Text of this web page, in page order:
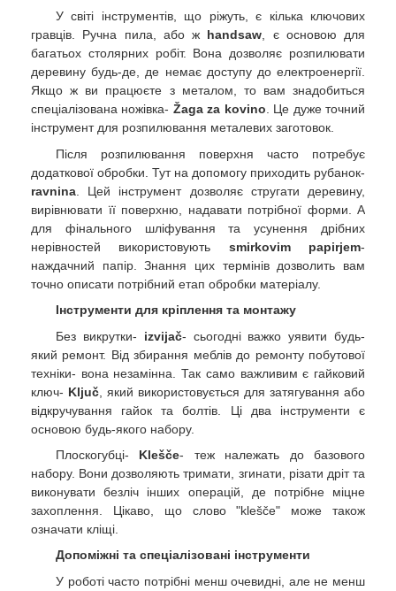
У світі інструментів, що ріжуть, є кілька ключових
гравців. Ручна пила, або ж handsaw, є основою для
багатьох столярних робіт. Вона дозволяє розпилювати
деревину будь-де, де немає доступу до електроенергії.
Якщо ж ви працюєте з металом, то вам знадобиться
спеціалізована ножівка- Žaga za kovino. Це дуже точний
інструмент для розпилювання металевих заготовок.
Після розпилювання поверхня часто потребує
додаткової обробки. Тут на допомогу приходить рубанок-
ravnina . Цей інструмент дозволяє стругати деревину,
вирівнювати її поверхню, надавати потрібної форми. А
для фінального шліфування та усунення дрібних
нерівностей використовують smirkovim papirjem-
наждачний папір. Знання цих термінів дозволить вам
точно описати потрібний етап обробки матеріалу.
Інструменти для кріплення та монтажу
Без викрутки- izvijač- сьогодні важко уявити будь-
який ремонт. Від збирання меблів до ремонту побутової
техніки- вона незамінна. Так само важливим є гайковий
ключ- Ključ , який використовується для затягування або
відкручування гайок та болтів. Ці два інструменти є
основою будь-якого набору.
Плоскогубці- Klešče- теж належать до базового
набору. Вони дозволяють тримати, згинати, різати дріт та
виконувати безліч інших операцій, де потрібне міцне
захоплення. Цікаво, що слово "klešče" може також
означати кліщі.
Допоміжні та спеціалізовані інструменти
У роботі часто потрібні менш очевидні, але не менш